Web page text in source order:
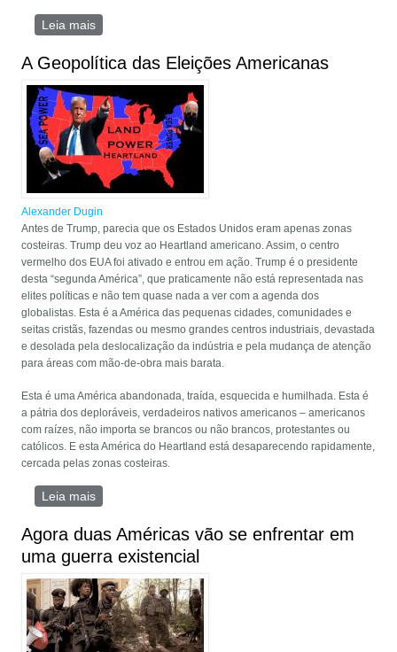
Leia mais
A Geopolítica das Eleições Americanas
Alexander Dugin
Antes de Trump, parecia que os Estados Unidos eram apenas zonas
costeiras. Trump deu voz ao Heartland americano. Assim, o centro
vermelho dos EUA foi ativado e entrou em ação. Trump é o presidente
desta “segunda América”, que praticamente não está representada nas
elites políticas e não tem quase nada a ver com a agenda dos
globalistas. Esta é a América das pequenas cidades, comunidades e
seitas cristãs, fazendas ou mesmo grandes centros industriais, devastada
e desolada pela deslocalização da indústria e pela mudança de atenção
para áreas com mão-de-obra mais barata.
Esta é uma América abandonada, traída, esquecida e humilhada. Esta é
a pátria dos deploráveis, verdadeiros nativos americanos – americanos
com raízes, não importa se brancos ou não brancos, protestantes ou
católicos. E esta América do Heartland está desaparecendo rapidamente,
cercada pelas zonas costeiras.
Leia mais
Agora duas Américas vão se enfrentar em
uma guerra existencial